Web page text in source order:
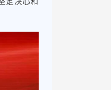
定决心和